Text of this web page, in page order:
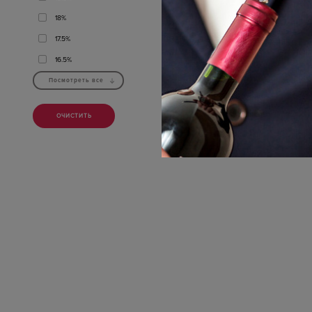
18%
17.5%
16.5%
Посмотреть все
ОЧИСТИТЬ
Лефкадия
БЕЛОЕ